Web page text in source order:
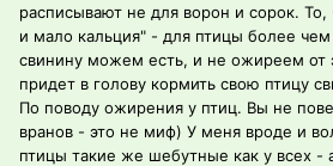
расписывают не для ворон и сорок.
и мало кальция" - для птицы более
свинину можем есть, и не ожиреем от
придет в голову кормить свою птицу
По поводу ожирения у птиц. Вы не
вранов - это не миф) У меня вроде и
птицы такие же шебутные как у всех -